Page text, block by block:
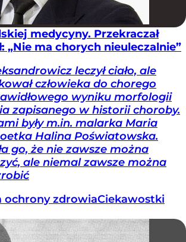
medycyny. Przekraczał
„Nie ma chorych nieuleczalnie”
leczył ciało, ale
człowieka do chorego
wyniku morfologii
zapisanego w historii choroby.
były m.in. malarka Maria
Halina Poświatowska.
go, że nie zawsze można
ale niemal zawsze można
ochrony zdrowiaCiekawostki